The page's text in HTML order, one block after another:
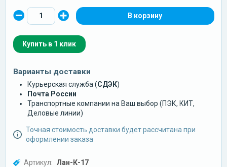
Купить в 1 клик
Варианты доставки
Курьерская служба (СДЭК)
Почта России
Транспортные компании на Ваш выбор (ПЭК, КИТ,
Деловые линии)
Точная стоимость доставки будет рассчитана при
оформлении заказа
Артикул: Лан-К-17